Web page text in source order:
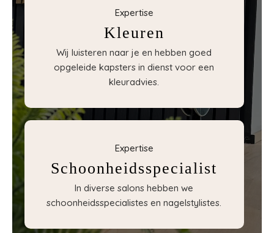
Expertise
Kleuren
Wij luisteren naar je en hebben goed
opgeleide kapsters in dienst voor een
kleuradvies.
Expertise
Schoonheidsspecialist
In diverse salons hebben we
schoonheidsspecialistes en nagelstylistes.